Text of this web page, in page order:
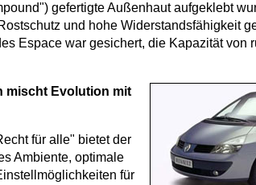
gefertigte Außenhaut aufgeklebt
und hohe Widerstandsfähigkeit
Espace war gesichert, die Kapazität von
mischt Evolution mit
für alle" bietet der
Ambiente, optimale
für